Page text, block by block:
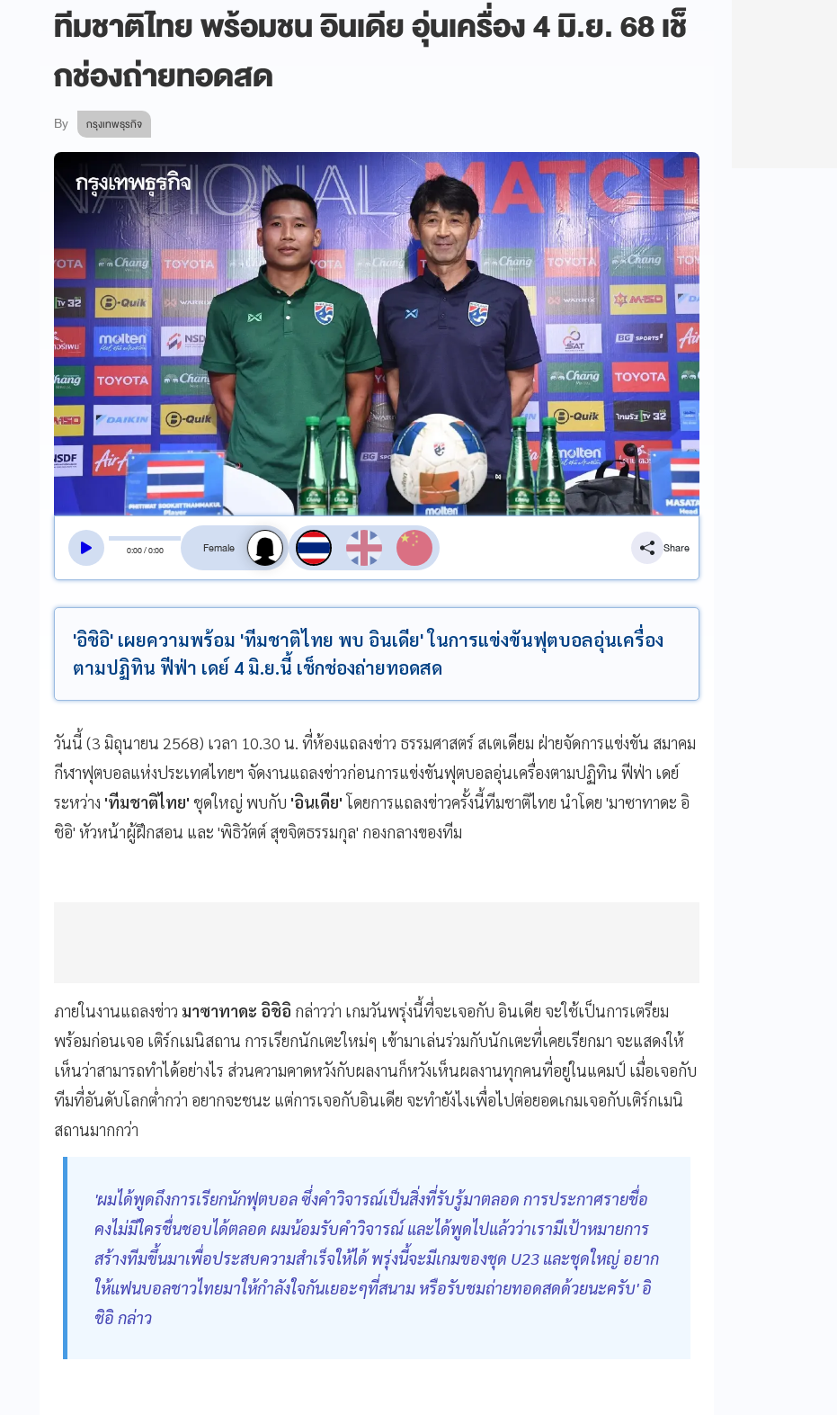
ทีมชาติไทย พร้อมชน อินเดีย อุ่นเครื่อง 4 มิ.ย. 68 เช็
กช่องถ่ายทอดสด
By กรุงเทพธุรกิจ
0:00/0:00
สลับเสียงอ่าน
Share
'อิชิอิ' เผยความพร้อม 'ทีมชาติไทย พบ อินเดีย' ในการแข่งขันฟุตบอลอุ่นเครื่อง
ตามปฏิทิน ฟีฟ่า เดย์ 4 มิ.ย.นี้ เช็กช่องถ่ายทอดสด
วันนี้ (3 มิถุนายน 2568) เวลา 10.30 น. ที่ห้องแถลงข่าว ธรรมศาสตร์ สเตเดียม ฝ่ายจัดการแข่งขัน สมาคม
กีฬาฟุตบอลแห่งประเทศไทยฯ จัดงานแถลงข่าวก่อนการแข่งขันฟุตบอลอุ่นเครื่องตามปฏิทิน ฟีฟ่า เดย์
ระหว่าง 'ทีมชาติไทย' ชุดใหญ่ พบกับ 'อินเดีย'โดยการแถลงข่าวครั้งนี้ทีมชาติไทย นำโดย 'มาซาทาดะ อิ
ชิอิ' หัวหน้าผู้ฝึกสอน และ 'พิธิวัตต์ สุขจิตธรรมกุล' กองกลางของทีม
ภายในงานแถลงข่าว มาซาทาดะ อิชิอิ กล่าวว่า เกมวันพรุ่งนี้ที่จะเจอกับ อินเดีย จะใช้เป็นการเตรียม
พร้อมก่อนเจอ เติร์กเมนิสถาน การเรียกนักเตะใหม่ๆ เข้ามาเล่นร่วมกับนักเตะที่เคยเรียกมา จะแสดงให้
เห็นว่าสามารถทำได้อย่างไร ส่วนความคาดหวังกับผลงานก็หวังเห็นผลงานทุกคนที่อยู่ในแคมป์ เมื่อเจอกับ
ทีมที่อันดับโลกต่ำกว่า อยากจะชนะ แต่การเจอกับอินเดีย จะทำยังไงเพื่อไปต่อยอดเกมเจอกับเติร์กเมนิ
สถานมากกว่า
'ผมได้พูดถึงการเรียกนักฟุตบอล ซึ่งคำวิจารณ์เป็นสิ่งที่รับรู้มาตลอด การประกาศรายชื่อ
คงไม่มีใครชื่นชอบได้ตลอด ผมน้อมรับคำวิจารณ์ และได้พูดไปแล้วว่าเรามีเป้าหมายการ
สร้างทีมขึ้นมาเพื่อประสบความสำเร็จให้ได้ พรุ่งนี้จะมีเกมของชุด U23 และชุดใหญ่ อยาก
ให้แฟนบอลชาวไทยมาให้กำลังใจกันเยอะๆที่สนาม หรือรับชมถ่ายทอดสดด้วยนะครับ' อิ
ชิอิ กล่าว